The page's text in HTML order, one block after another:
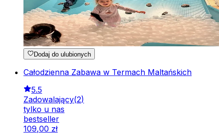
Dodaj do ulubionych
Całodzienna Zabawa w Termach Maltańskich
5.5
Zadowalający(2)
tylko u nas
bestseller
109,00 zł